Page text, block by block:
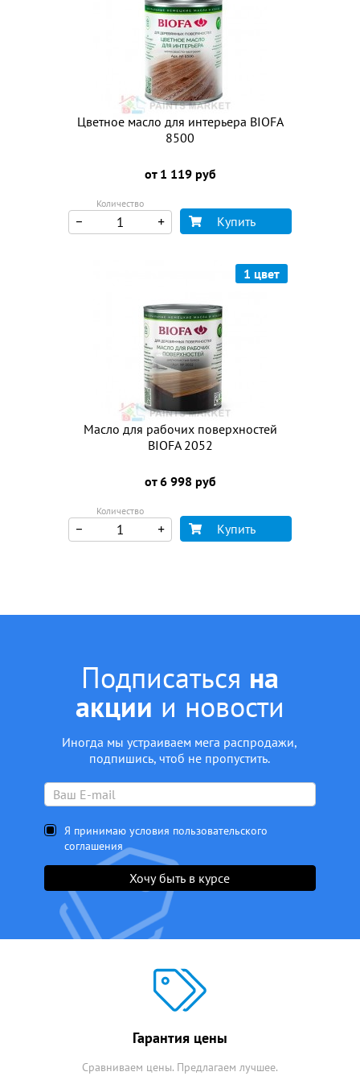
Цветное масло для интерьера BIOFA
8500
от 1 119 руб
Количество
Купить
1 цвет
Масло для рабочих поверхностей
BIOFA 2052
от 6 998 руб
Количество
Купить
Подписаться на
акции и новости
Иногда мы устраиваем мега распродажи,
подпишись, чтоб не пропустить.
Я принимаю условия пользовательского
соглашения
Хочу быть в курсе
Гарантия цены
Сравниваем цены. Предлагаем лучшее.